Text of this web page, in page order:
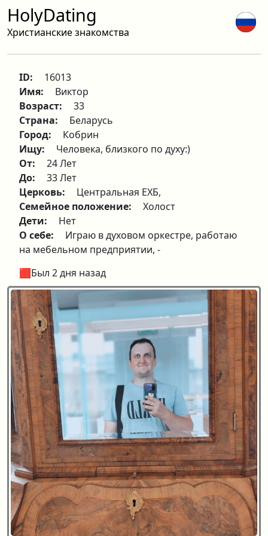
HolyDating
Христианские знакомства
ID:
16013
Имя:
Виктор
Возраст:
33
Страна:
Беларусь
Город:
Кобрин
Ищу:
Человека, близкого по духу:)
От:
24 Лет
До:
33 Лет
Церковь:
Центральная ЕХБ,
Семейное положение:
Холост
Дети:
Нет
О себе:
Играю в духовом оркестре, работаю
на мебельном предприятии, -
🟥Был 2 дня назад